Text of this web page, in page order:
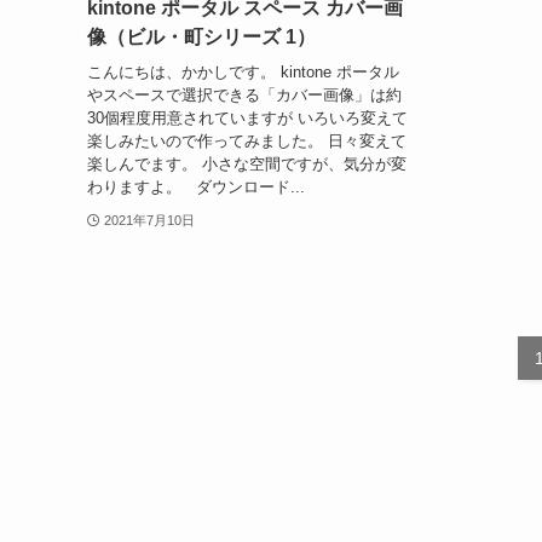
kintone ポータル スペース カバー画
像（ビル・町シリーズ 1）
こんにちは、かかしです。 kintone ポータル
やスペースで選択できる「カバー画像」は約
30個程度用意されていますが いろいろ変えて
楽しみたいので作ってみました。 日々変えて
楽しんでます。 小さな空間ですが、気分が変
わりますよ。 ダウンロード...
2021年7月10日
1